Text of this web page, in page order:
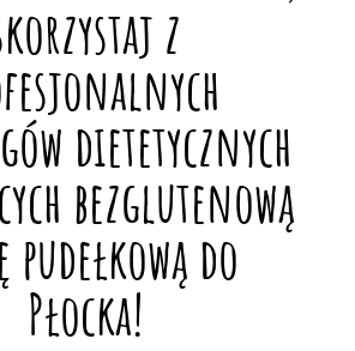
z
dietetycznych
bezglutenową
pudełkową do
Płocka!